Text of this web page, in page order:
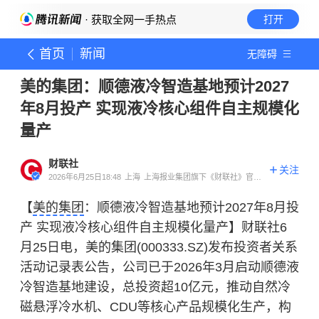
· 获取全网一手热点 打开
首页 新闻 无障碍
美的集团：顺德液冷智造基地预计2027
年8月投产 实现液冷核心组件自主规模化
量产
财联社
2026年6月25日18:48 上海
上海报业集团旗下《财联社》官方
关注
【美的集团 ：顺德液冷智造基地预计2027年8月投
产 实现液冷核心组件自主规模化量产】财联社6
月25日电，美的集团(000333.SZ)发布投资者关系
活动记录表公告，公司已于2026年3月启动顺德液
冷智造基地建设，总投资超10亿元，推动自然冷
磁悬浮冷水机、CDU等核心产品规模化生产，构